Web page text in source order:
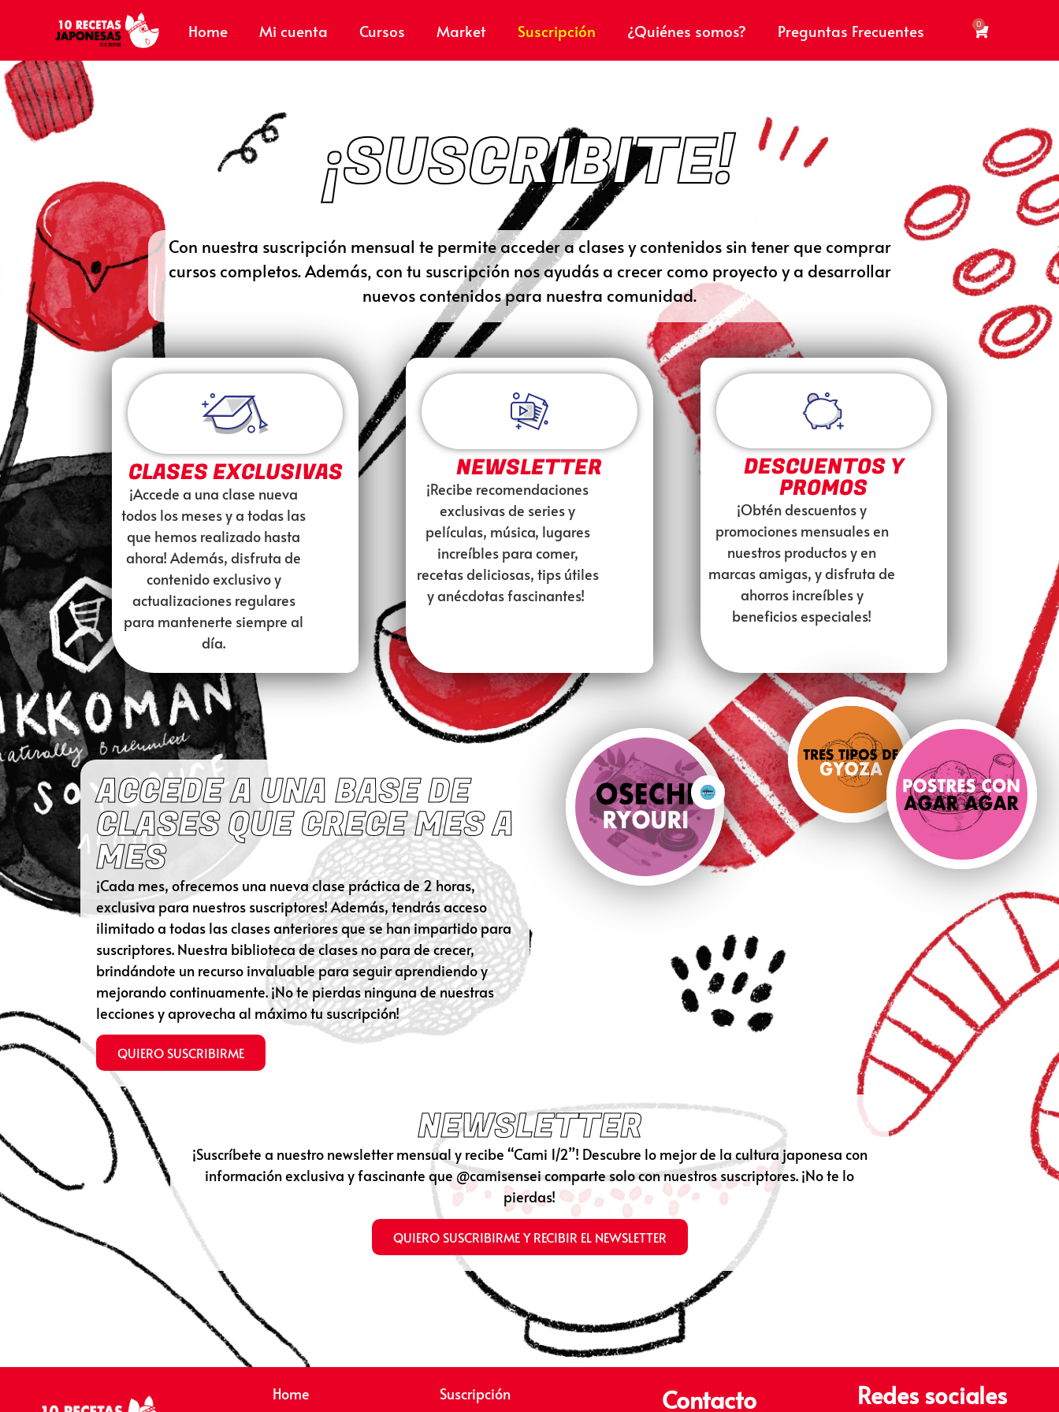
Home Mi cuenta Cursos Market Suscripción ¿Quiénes somos? Preguntas Frecuentes 0
¡SUSCRIBITE!
Con nuestra suscripción mensual te permite acceder a clases y contenidos sin tener que comprar
cursos completos. Además, con tu suscripción nos ayudás a crecer como proyecto y a desarrollar
nuevos contenidos para nuestra comunidad.
CLASES EXCLUSIVAS
¡Accede a una clase nueva
todos los meses y a todas las
que hemos realizado hasta
ahora! Además, disfruta de
contenido exclusivo y
actualizaciones regulares
para mantenerte siempre al
día.
NEWSLETTER
¡Recibe recomendaciones
exclusivas de series y
películas, música, lugares
increíbles para comer,
recetas deliciosas, tips útiles
y anécdotas fascinantes!
DESCUENTOS Y
PROMOS
¡Obtén descuentos y
promociones mensuales en
nuestros productos y en
marcas amigas, y disfruta de
ahorros increíbles y
beneficios especiales!
ACCEDE A UNA BASE DE
CLASES QUE CRECE MES A
MES
¡Cada mes, ofrecemos una nueva clase práctica de 2 horas,
exclusiva para nuestros suscriptores! Además, tendrás acceso
ilimitado a todas las clases anteriores que se han impartido para
suscriptores. Nuestra biblioteca de clases no para de crecer,
brindándote un recurso invaluable para seguir aprendiendo y
mejorando continuamente. ¡No te pierdas ninguna de nuestras
lecciones y aprovecha al máximo tu suscripción!
QUIERO SUSCRIBIRME
NEWSLETTER
¡Suscríbete a nuestro newsletter mensual y recibe “Cami 1/2”! Descubre lo mejor de la cultura japonesa con
información exclusiva y fascinante que @camisensei comparte solo con nuestros suscriptores. ¡No te lo
pierdas!
QUIERO SUSCRIBIRME Y RECIBIR EL NEWSLETTER
Home
Suscripción
Contacto Redes sociales